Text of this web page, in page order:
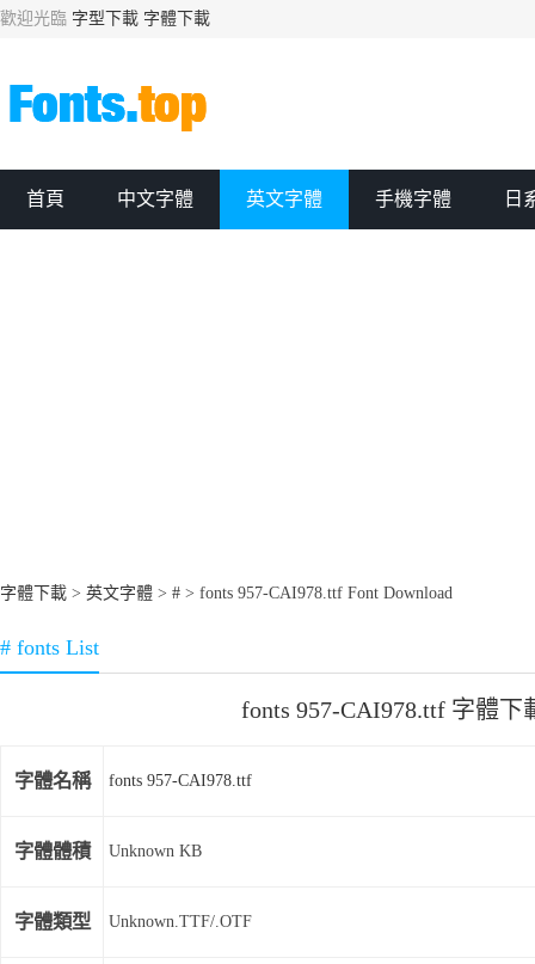
歡迎光臨 字型下載 字體下載
首頁 中文字體 英文字體 手機字體 日
字體下載 > 英文字體 > # > fonts 957-CAI978.ttf Font Download
# fonts List
fonts 957-CAI978.ttf 字體下
字體名稱 fonts 957-CAI978.ttf
字體體積 Unknown KB
字體類型 Unknown.TTF/.OTF